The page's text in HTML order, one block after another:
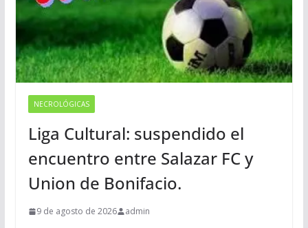
NECROLÓGICAS
Liga Cultural: suspendido el
encuentro entre Salazar FC y
Union de Bonifacio.
9 de agosto de 2026 admin